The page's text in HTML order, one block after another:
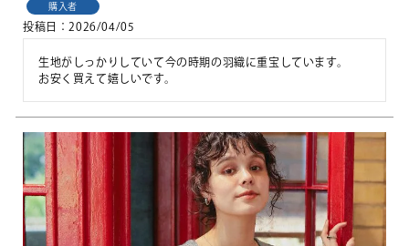
購入者
投稿日 2026/04/05
生地がしっかりしていて今の時期の羽織に重宝しています。
お安く買えて嬉しいです。